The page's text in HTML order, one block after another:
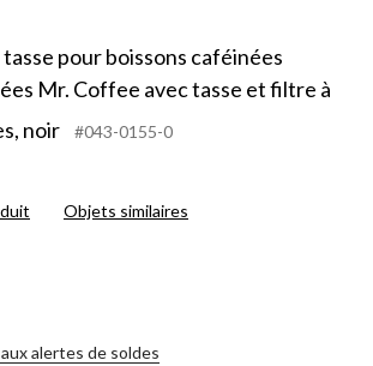
pour boissons caféinées
Mr. Coffee avec tasse et filtre à
noir
#043-0155-0
Objets similaires
alertes de soldes